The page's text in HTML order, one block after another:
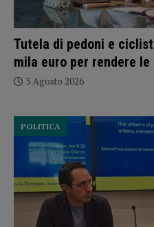
Tutela di pedoni e
mila euro per rendere
5 Agosto 2026
POLITICA